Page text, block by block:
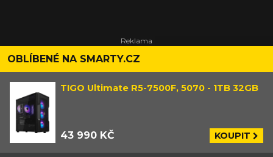
OBLÍBENÉ NA SMARTY.CZ
TIGO Ultimate R5-7500F, 5070 - 1TB 32GB
43 990 KČ KOUPIT